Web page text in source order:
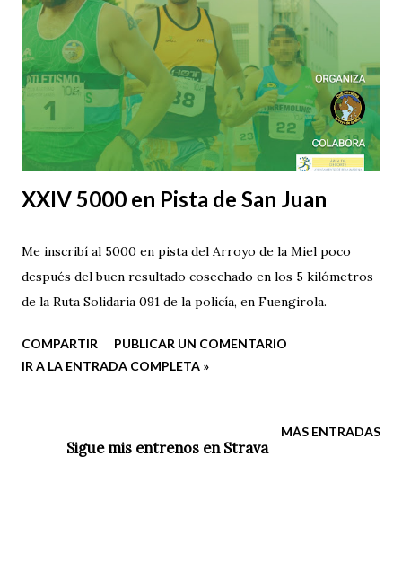
XXIV 5000 en Pista de San Juan
Me inscribí al 5000 en pista del Arroyo de la Miel poco
después del buen resultado cosechado en los 5 kilómetros
de la Ruta Solidaria 091 de la policía, en Fuengirola.
COMPARTIR
PUBLICAR UN COMENTARIO
IR A LA ENTRADA COMPLETA »
MÁS ENTRADAS
Sigue mis entrenos en Strava